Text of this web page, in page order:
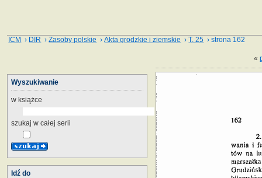
ICM › DIR ›Zasoby polskie ›Akta grodzkie i ziemskie ›T. 25 › strona 162
«
Wyszukiwanie
w książce
szukaj w całej serii
Idź do